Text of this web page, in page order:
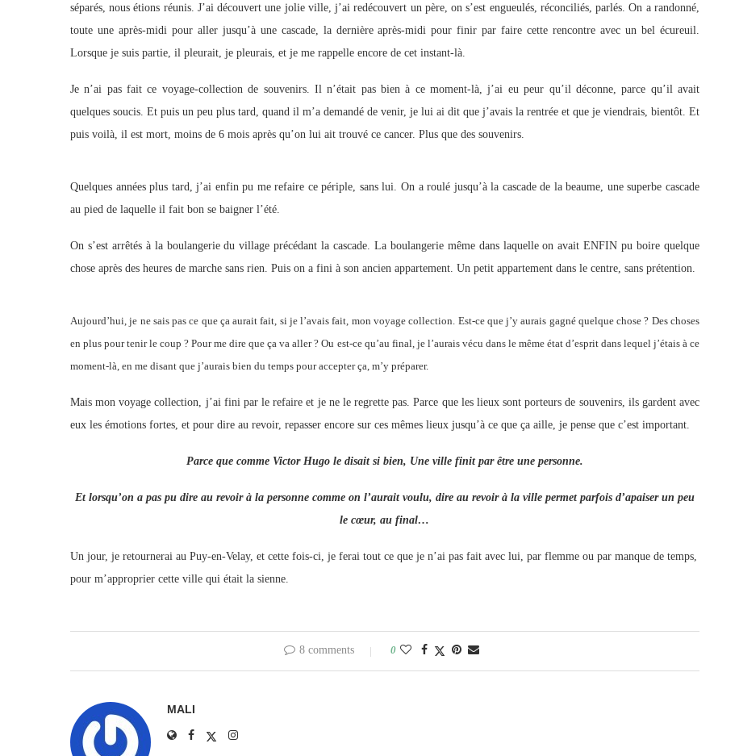
séparés, nous étions réunis. J’ai découvert une jolie ville, j’ai redécouvert un père, on s’est engueulés, réconciliés, parlés. On a randonné,
toute une après-midi pour aller jusqu’à une cascade, la dernière après-midi pour finir par faire cette rencontre avec un bel écureuil.
Lorsque je suis partie, il pleurait, je pleurais, et je me rappelle encore de cet instant-là.
Je n’ai pas fait ce voyage-collection de souvenirs. Il n’était pas bien à ce moment-là, j’ai eu peur qu’il déconne, parce qu’il avait
quelques soucis. Et puis un peu plus tard, quand il m’a demandé de venir, je lui ai dit que j’avais la rentrée et que je viendrais, bientôt. Et
puis voilà, il est mort, moins de 6 mois après qu’on lui ait trouvé ce cancer. Plus que des souvenirs.
Quelques années plus tard, j’ai enfin pu me refaire ce périple, sans lui. On a roulé jusqu’à la cascade de la beaume, une superbe cascade
au pied de laquelle il fait bon se baigner l’été.
On s’est arrêtés à la boulangerie du village précédant la cascade. La boulangerie même dans laquelle on avait ENFIN pu boire quelque
chose après des heures de marche sans rien. Puis on a fini à son ancien appartement. Un petit appartement dans le centre, sans prétention.
Aujourd’hui, je ne sais pas ce que ça aurait fait, si je l’avais fait, mon voyage collection. Est-ce que j’y aurais gagné quelque chose ? Des choses
en plus pour tenir le coup ? Pour me dire que ça va aller ? Ou est-ce qu’au final, je l’aurais vécu dans le même état d’esprit dans lequel j’étais à ce
moment-là, en me disant que j’aurais bien du temps pour accepter ça, m’y préparer.
Mais mon voyage collection, j’ai fini par le refaire et je ne le regrette pas. Parce que les lieux sont porteurs de souvenirs, ils gardent avec
eux les émotions fortes, et pour dire au revoir, repasser encore sur ces mêmes lieux jusqu’à ce que ça aille, je pense que c’est important.
Parce que comme Victor Hugo le disait si bien, Une ville finit par être une personne.
Et lorsqu’on a pas pu dire au revoir à la personne comme on l’aurait voulu, dire au revoir à la ville permet parfois d’apaiser un peu
le cœur, au final…
Un jour, je retournerai au Puy-en-Velay, et cette fois-ci, je ferai tout ce que je n’ai pas fait avec lui, par flemme ou par manque de temps,
pour m’approprier cette ville qui était la sienne.
8 comments 0
MALI